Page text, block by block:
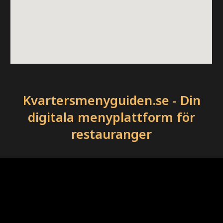
Kvartersmenyguiden.se - Din
digitala menyplattform för
restauranger